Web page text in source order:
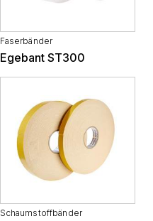
Faserbänder
Egebant ST300
Schaumstoffbänder